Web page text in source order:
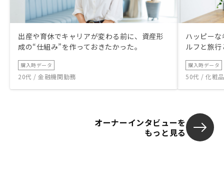
出産や育休でキャリアが変わる前に、資産形
成の“仕組み”を作っておきたかった。
購入時データ
20代 / 金融機関勤務
ハッピー
ルフと旅
購入時データ
50代 / 化粧
オーナーインタビューを
もっと見る